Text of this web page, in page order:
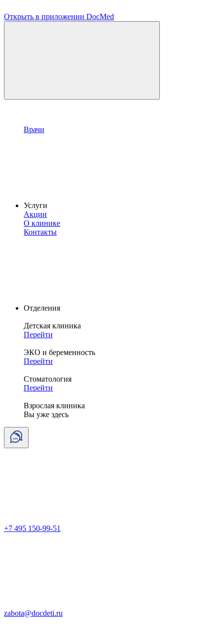
Открыть в приложении DocMed
Врачи
Услуги
Акции
О клинике
Контакты
Отделения
Детская клиника
Перейти
ЭКО и беременность
Перейти
Стоматология
Перейти
Взрослая клиника
Вы уже здесь
+7 495 150-99-51
zabota@docdeti.ru